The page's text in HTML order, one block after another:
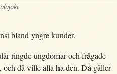
bland yngre kunder.
ringde ungdomar och frågade
och då ville alla ha den. Då gäller